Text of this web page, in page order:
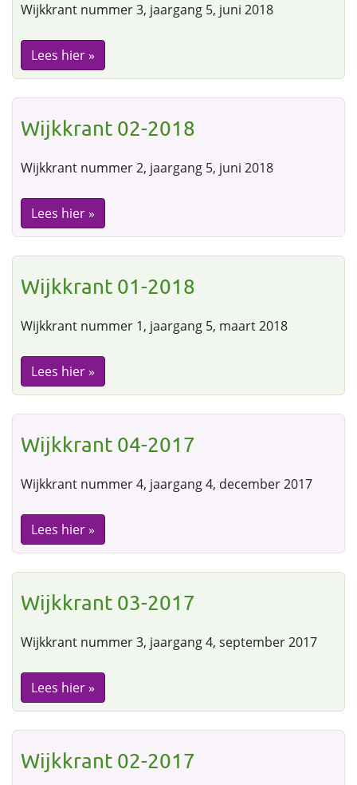
Wijkkrant nummer 3, jaargang 5, juni 2018
Lees hier »
Wijkkrant 02-2018
Wijkkrant nummer 2, jaargang 5, juni 2018
Lees hier »
Wijkkrant 01-2018
Wijkkrant nummer 1, jaargang 5, maart 2018
Lees hier »
Wijkkrant 04-2017
Wijkkrant nummer 4, jaargang 4, december 2017
Lees hier »
Wijkkrant 03-2017
Wijkkrant nummer 3, jaargang 4, september 2017
Lees hier »
Wijkkrant 02-2017